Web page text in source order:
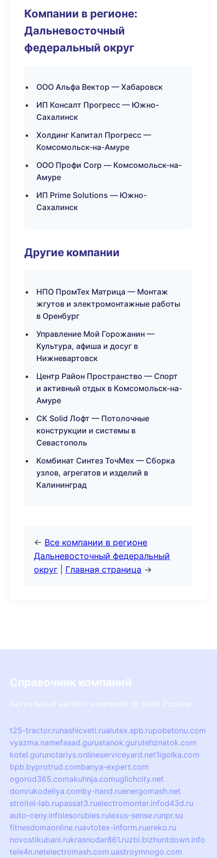
Компании в регионе:
Дальневосточный
федеральный округ
ООО Альфа Вектор — Хабаровск
ИП Консалт Прогресс — Южно-
Сахалинск
Холдинг Капитал Прогресс —
Комсомольск-на-Амуре
ООО Профи Corp — Комсомольск-на-
Амуре
ИП Prime Solutions — Южно-
Сахалинск
Другие компании
НПО ПромТех Матрица — Монтаж
жгутов и электромонтажные работы
в Оренбург
Управление Мой Горожанин —
Культура, афиша и досуг в
Нижневартовск
Центр Район Пространство — Спорт
и активный отдых в Комсомольск-на-
Амуре
СК Solid Лофт — Потолочные
конструкции и системы в
Севастополь
Комбинат Синтез ТочМех — Сборка
узлов, агрегатов и изделий в
Калининград
← Все компании в регионе
Дальневосточный федеральный
округ
Главная страница →
Справочник компаний
Актуальный каталог компаний по всей России
t25-tractor.runashicveti.rualutex.spb.rupobetonu.com
vyazma.namefasad.gurustanok.gurutehznatok.com
kotel.gurunotariys.onlineserviceyard.net1igolka.com
bpb.byprotrud.combanya-expert.com
ogorod365.comakuhnja.comuglichcity.net
domrukodeliya.comby-hand.ruenergomash.net
stroitel-lab.rupassat3.ruelectromonter.infod43d.ru
auto-ceny.infolesorubles.rulexus-sense.runpr.su
fitnesdomaonline.ruavtotex-inform.ruereko.ru
novostikubani.rukrasnodar861.ruzbi.bizhuntdown.info
tele4n.netelectromash.com.uastroymnogo.com